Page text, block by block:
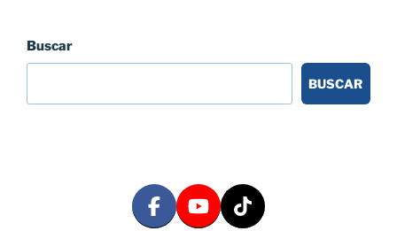
Buscar
BUSCAR